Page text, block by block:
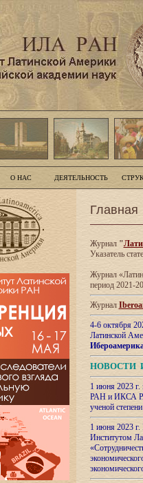
О НАС ДЕЯТЕЛЬНОСТЬ
Главная
Журнал"
Указатель
Журнал
период 2021-
Журнал
4-6 октября
Латинской
НОВОСТИ
1 июня 2023
РАН и ИКСА
ученой
1 июня 2023
Институтом